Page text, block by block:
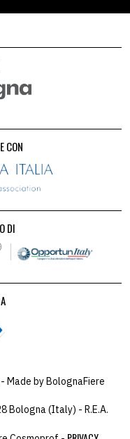
CON
DI
- Made by BolognaFiere
Bologna (Italy) - R.E.A.